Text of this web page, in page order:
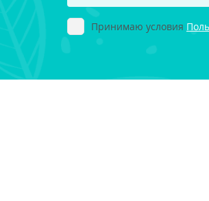
Принимаю условия